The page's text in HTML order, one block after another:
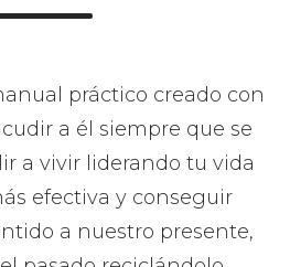
práctico creado con
a él siempre que se
a vivir liderando tu vida
efectiva y conseguir
a nuestro presente,